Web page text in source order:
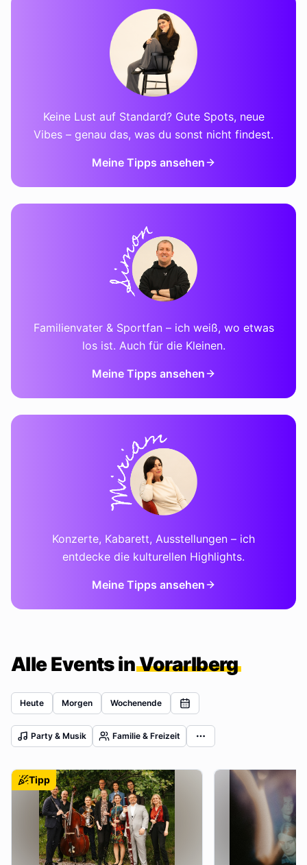
Keine Lust auf Standard? Gute Spots, neue
Vibes – genau das, was du sonst nicht findest.
Meine Tipps ansehen
Familienvater & Sportfan – ich weiß, wo etwas
los ist. Auch für die Kleinen.
Meine Tipps ansehen
Konzerte, Kabarett, Ausstellungen – ich
entdecke die kulturellen Highlights.
Meine Tipps ansehen
Alle Events inVorarlberg
Heute Morgen Wochenende
Party & Musik Familie & Freizeit
Tipp